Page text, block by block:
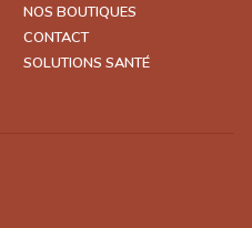
NOS BOUTIQUES
CONTACT
SOLUTIONS SANTÉ